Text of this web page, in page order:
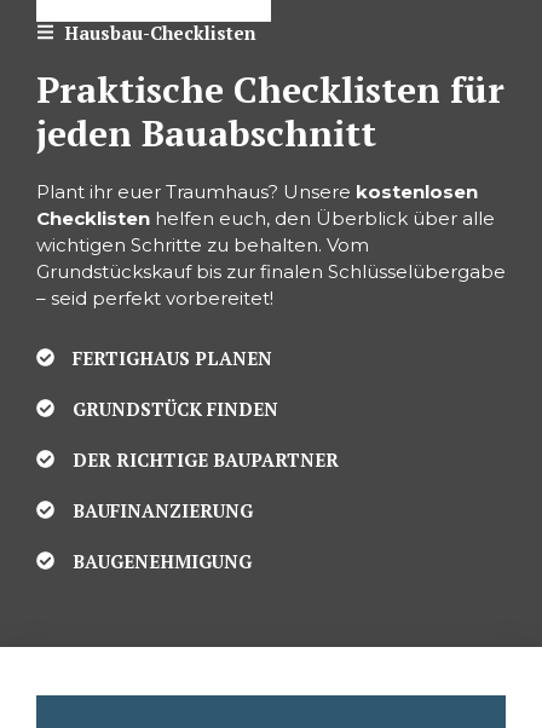
Hausbau-Checklisten
Praktische Checklisten für
jeden Bauabschnitt
Plant ihr euer Traumhaus? Unsere kostenlosen
Checklisten helfen euch, den Überblick über alle
wichtigen Schritte zu behalten. Vom
Grundstückskauf bis zur finalen Schlüsselübergabe
– seid perfekt vorbereitet!
FERTIGHAUS PLANEN
GRUNDSTÜCK FINDEN
DER RICHTIGE BAUPARTNER
BAUFINANZIERUNG
BAUGENEHMIGUNG